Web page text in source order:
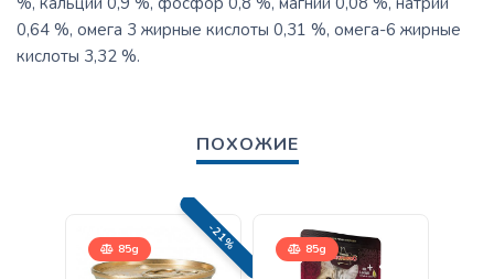
0,64 %, омега 3 жирные кислоты 0,31 %, омега-6 жирные
кислоты 3,32 %.
ПОХОЖИЕ
85g -21% 85g